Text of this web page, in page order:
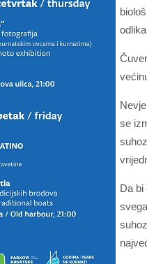
se
Da bi